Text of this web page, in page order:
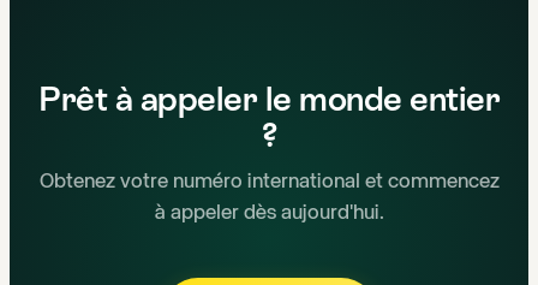
Prêt à appeler le monde entier
?
Obtenez votre numéro international et commencez
à appeler dès aujourd'hui.